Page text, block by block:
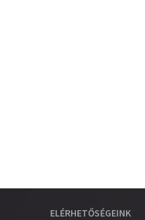
ELÉRHETŐSÉGEINK